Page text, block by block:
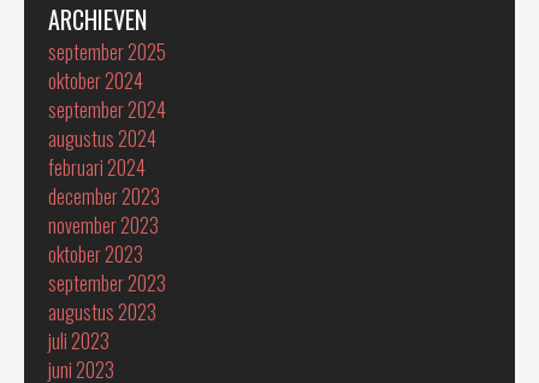
ARCHIEVEN
september 2025
oktober 2024
september 2024
augustus 2024
februari 2024
december 2023
november 2023
oktober 2023
september 2023
augustus 2023
juli 2023
juni 2023